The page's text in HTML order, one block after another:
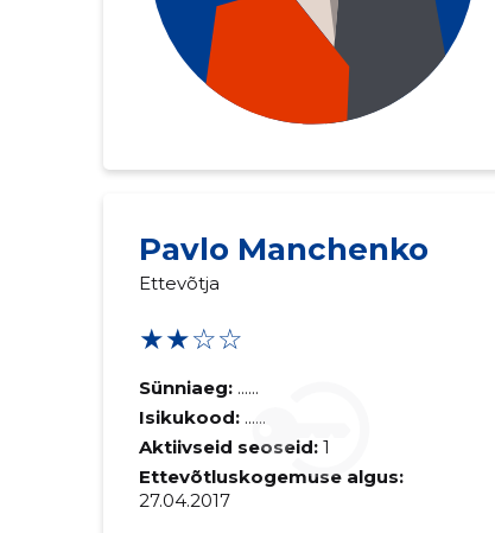
Pavlo Manchenko
Ettevõtja
★★☆☆
Sünniaeg: ......
Isikukood: ......
Aktiivseid seoseid: 1
Ettevõtluskogemuse algus:
27.04.2017